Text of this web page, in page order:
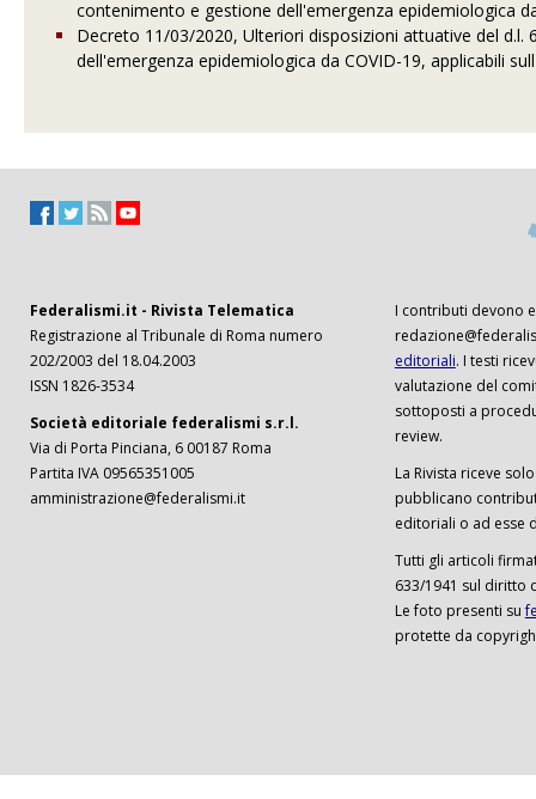
contenimento e gestione dell'emergenza epidemiologica
Decreto 11/03/2020, Ulteriori disposizioni attuative del
dell'emergenza epidemiologica da COVID-19, applicabili
Federalismi.it - Rivista Telematica
Registrazione al Tribunale di Roma numero
202/2003 del 18.04.2003
ISSN 1826-3534
Società editoriale federalismi s.r.l.
Via di Porta Pinciana, 6 00187 Roma
Partita IVA 09565351005
amministrazione@federalismi.it
I contributi devono
editoriali. I testi
valutazione del
sottoposti a
review.
La Rivista riceve
pubblicano
editoriali o ad esse
Tutti gli articoli
633/1941 sul diritto
Le foto presenti su
protette da